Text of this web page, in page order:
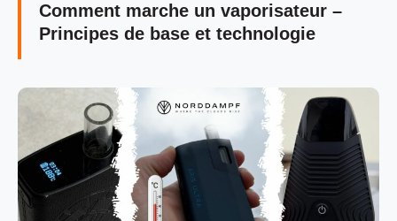
Comment marche un vaporisateur –
Principes de base et technologie